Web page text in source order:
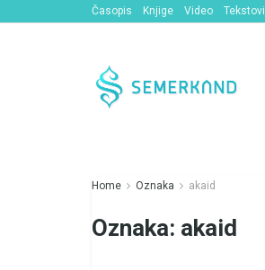
Časopis Knjige Video Tekstovi
Home Oznaka akaid
Oznaka: akaid